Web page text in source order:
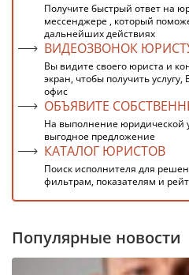
Получите быстрый ответ на
мессенджере , который
дальнейших действиях
ВИДЕОЗВОНОК
Вы видите своего юриста и
экран, чтобы получить
офис
ОБЪЯВИТЕ
На выполнение юридической
выгодное предложение
КАТАЛОГ ЮРИСТОВ
Поиск исполнителя для
фильтрам, показателям и
Популярные новости